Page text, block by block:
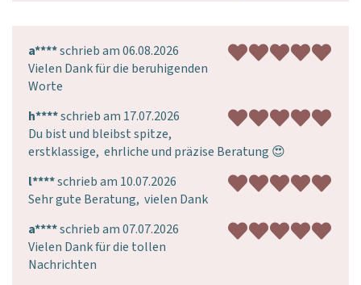
a****schrieb am 06.08.2026
Vielen Dank für die beruhigenden
Worte
h****schrieb am 17.07.2026
Du bist und bleibst spitze,
erstklassige,  ehrliche und präzise Beratung 😍
l****schrieb am 10.07.2026
Sehr gute Beratung,  vielen Dank
a****schrieb am 07.07.2026
Vielen Dank für die tollen
Nachrichten